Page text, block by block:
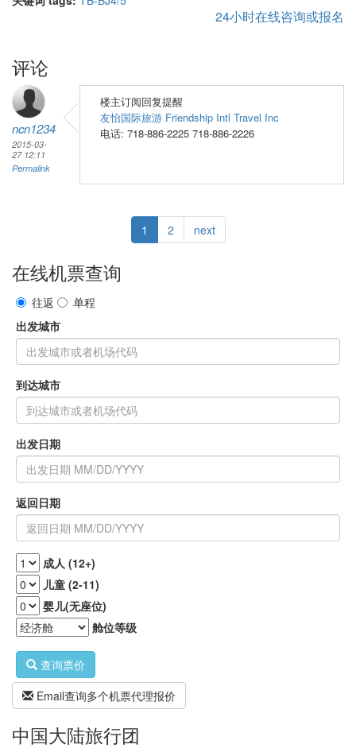
24小时在线咨询或报名
评论
ncn1234
2015-03-
27 12:11
Permalink
楼主订阅回复提醒
友怡国际旅游 Friendship Intl Travel Inc
电话: 718-886-2225 718-886-2226
1 2 next
在线机票查询
往返
单程
出发城市
到达城市
出发日期
返回日期
成人 (12+)
儿童 (2-11)
婴儿(无座位)
舱位等级
查询票价
Email查询多个机票代理报价
中国大陆旅行团